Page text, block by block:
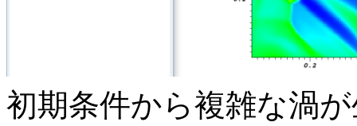
初期条件から複雑な渦